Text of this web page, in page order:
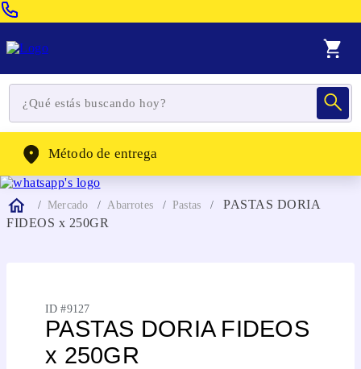
WhatsApp: (302) 262-4104
Método de entrega
Mercado Abarrotes Pastas
PASTAS DORIA
FIDEOS x 250GR
ID #9127
PASTAS DORIA FIDEOS
x 250GR